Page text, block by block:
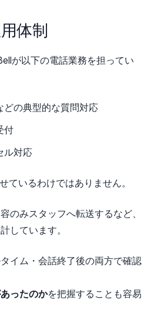
体制
が以下の電話業務を担ってい
どの典型的な質問対応
付
ル対応
ているわけではありません。
のみスタッフへ転送するなど、
しています。
イム・会話終了後の両方で確認
ったのかを把握することも容易